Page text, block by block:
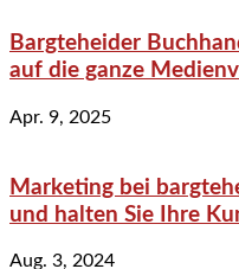
Bargteheider
auf die ganze
Apr. 9, 2025
Marketing bei
und halten Sie Ihre
Aug. 3, 2024